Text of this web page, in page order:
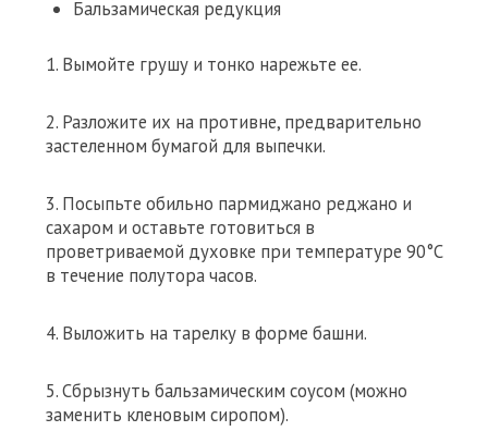
Бальзамическая редукция
1. Вымойте грушу и тонко нарежьте ее.
2. Разложите их на противне, предварительно
застеленном бумагой для выпечки.
3. Посыпьте обильно пармиджано реджано и
сахаром и оставьте готовиться в
проветриваемой духовке при температуре 90°C
в течение полутора часов.
4. Выложить на тарелку в форме башни.
5. Сбрызнуть бальзамическим соусом (можно
заменить кленовым сиропом).